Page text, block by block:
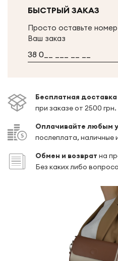
БЫСТРЫЙ ЗАКАЗ
Просто оставьте
Ваш заказ
Беcплатная доставка
при заказе от 2500 грн.
Оплачивайте любым
послеплата, наличные
Обмен и возврат на
Без каких либо